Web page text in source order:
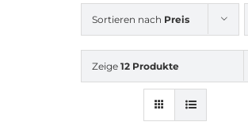
Sortieren nach Preis
Zeige 12 Produkte